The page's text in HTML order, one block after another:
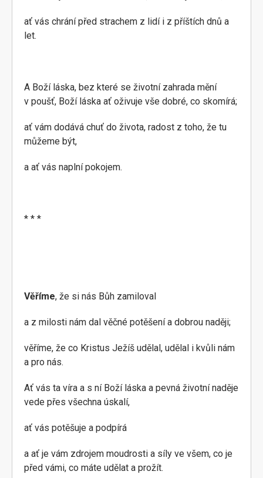
ať vás chrání před strachem z lidí i z příštích dnů a
let.
A Boží láska, bez které se životní zahrada mění
v poušť, Boží láska ať oživuje vše dobré, co skomírá;
ať vám dodává chuť do života, radost z toho, že tu
můžeme být,
a ať vás naplní pokojem.
* * *
Věříme, že si nás Bůh zamiloval
a z milosti nám dal věčné potěšení a dobrou naději;
věříme, že co Kristus Ježíš udělal, udělal i kvůli nám
a pro nás.
Ať vás ta víra a s ní Boží láska a pevná životní naděje
vede přes všechna úskalí,
ať vás potěšuje a podpírá
a ať je vám zdrojem moudrosti a síly ve všem, co je
před vámi, co máte udělat a prožít.